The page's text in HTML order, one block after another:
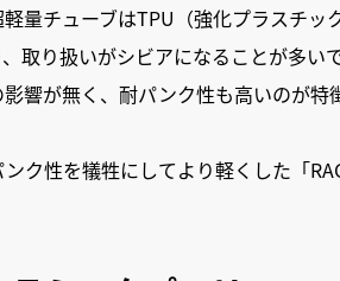
量チューブはTPU（強化プラスチ
取り扱いがシビアになることが多い
響が無く、耐パンク性も高いのが特
ク性を犠牲にしてより軽くした「